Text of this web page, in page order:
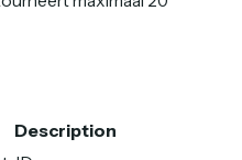
Description